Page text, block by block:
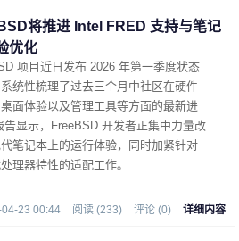
将推进 Intel FRED 支持与笔记
优化
项目近日发布 2026 年第一季度状态
统性梳理了过去三个月中社区在硬件
面体验以及管理工具等方面的最新进
告显示，FreeBSD 开发者正集中力量改
笔记本上的运行体验，同时加紧针对
理器特性的适配工作。
23 00:44 阅读 (233) 评论 (0) 详细内容